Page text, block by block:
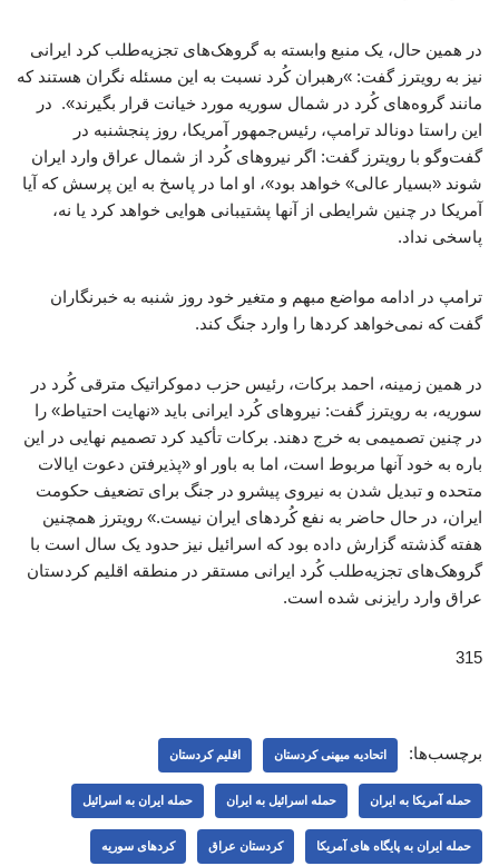
در همین حال، یک منبع وابسته به گروهک‌های تجزیه‌طلب کرد ایرانی
نیز به رویترز گفت: »رهبران کُرد نسبت به این مسئله نگران هستند که
مانند گروه‌های کُرد در شمال سوریه مورد خیانت قرار بگیرند». در
این راستا دونالد ترامپ، رئیس‌جمهور آمریکا، روز پنجشنبه در
گفت‌وگو با رویترز گفت: اگر نیروهای کُرد از شمال عراق وارد ایران
شوند «بسیار عالی» خواهد بود»، او اما در پاسخ به این پرسش که آیا
آمریکا در چنین شرایطی از آنها پشتیبانی هوایی خواهد کرد یا نه،
پاسخی نداد.
ترامپ در ادامه مواضع مبهم و متغیر خود روز شنبه به خبرنگاران
گفت که نمی‌خواهد کردها را وارد جنگ کند.
در همین زمینه، احمد برکات، رئیس حزب دموکراتیک مترقی کُرد در
سوریه، به رویترز گفت: نیروهای کُرد ایرانی باید «نهایت احتیاط» را
در چنین تصمیمی به خرج دهند. برکات تأکید کرد تصمیم نهایی در این
باره به خود آنها مربوط است، اما به باور او «پذیرفتن دعوت ایالات
متحده و تبدیل شدن به نیروی پیشرو در جنگ برای تضعیف حکومت
ایران، در حال حاضر به نفع کُردهای ایران نیست.» رویترز همچنین
هفته گذشته گزارش داده بود که اسرائیل نیز حدود یک سال است با
گروهک‌های تجزیه‌طلب کُرد ایرانی مستقر در منطقه اقلیم کردستان
عراق وارد رایزنی شده است.
315
برچسب‌ها: اتحادیه میهنی کردستان اقلیم کردستان
حمله آمریکا به ایران حمله اسرائیل به ایران حمله ایران به اسرائیل
حمله ایران به پایگاه های آمریکا کردستان عراق کردهای سوریه